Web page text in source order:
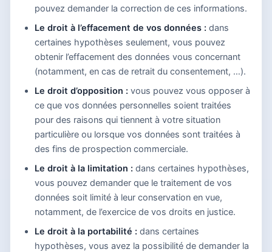
pouvez demander la correction de ces informations.
Le droit à l’effacement de vos données : dans
certaines hypothèses seulement, vous pouvez
obtenir l’effacement des données vous concernant
(notamment, en cas de retrait du consentement, …).
Le droit d’opposition : vous pouvez vous opposer à
ce que vos données personnelles soient traitées
pour des raisons qui tiennent à votre situation
particulière ou lorsque vos données sont traitées à
des fins de prospection commerciale.
Le droit à la limitation : dans certaines hypothèses,
vous pouvez demander que le traitement de vos
données soit limité à leur conservation en vue,
notamment, de l’exercice de vos droits en justice.
Le droit à la portabilité : dans certaines
hypothèses, vous avez la possibilité de demander la